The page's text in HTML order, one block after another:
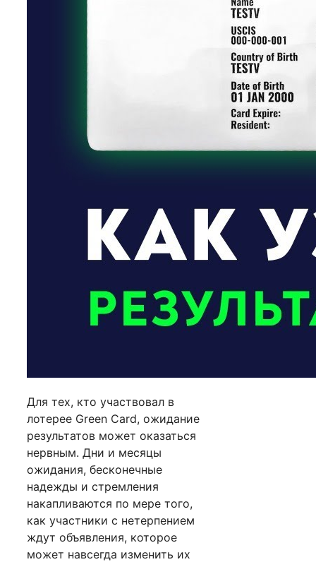
Для тех, кто участвовал в
лотерее Green Card, ожидание
результатов может оказаться
нервным. Дни и месяцы
ожидания, бесконечные
надежды и стремления
накапливаются по мере того,
как участники с нетерпением
ждут объявления, которое
может навсегда изменить их